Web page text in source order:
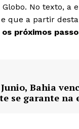
No texto, a
que a partir
próximos
Bahia
se garante na